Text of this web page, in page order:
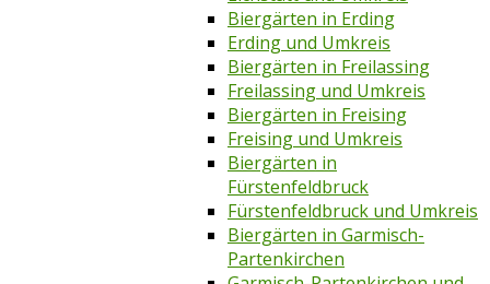
Biergärten in Erding
Erding und Umkreis
Biergärten in Freilassing
Freilassing und Umkreis
Biergärten in Freising
Freising und Umkreis
Biergärten in
Fürstenfeldbruck
Fürstenfeldbruck und Umkreis
Biergärten in Garmisch-
Partenkirchen